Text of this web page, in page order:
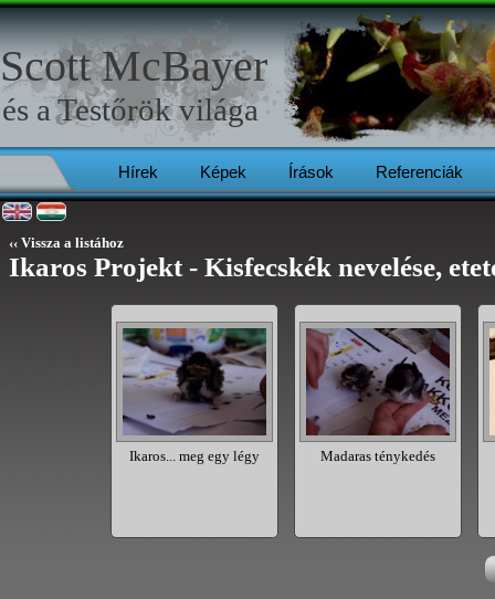
Hírek Képek Írások Referenciák
Scott McBayer
és aTestőrökvilága
‹‹ Vissza a listához
Ikaros Projekt - Kisfecskék nevelése,
Ikaros... meg egy légy Madaras ténykedés